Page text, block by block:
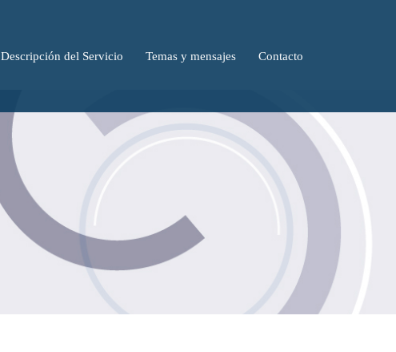
Descripción del Servicio Temas y mensajes Contacto